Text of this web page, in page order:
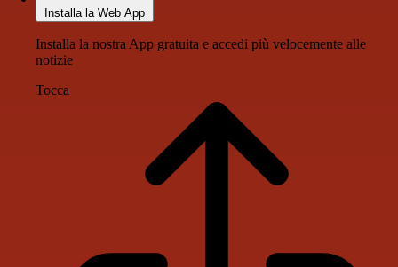
Installa la Web App
Installa la nostra App gratuita e accedi più velocemente alle
notizie
Tocca